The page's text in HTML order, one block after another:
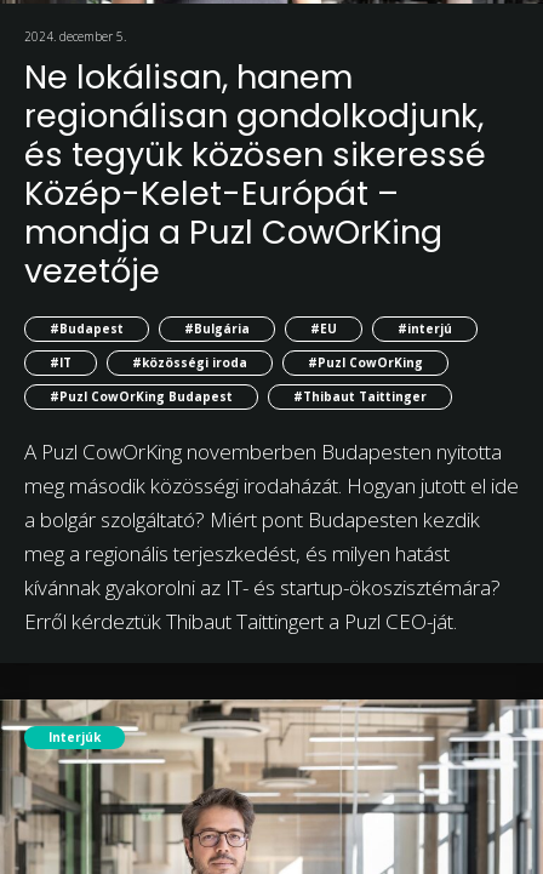
2024. december 5.
Ne lokálisan, hanem
regionálisan gondolkodjunk,
és tegyük közösen sikeressé
Közép-Kelet-Európát –
mondja a Puzl CowOrKing
vezetője
#Budapest #Bulgária #EU
#interjú
#IT
#közösségi iroda
#Puzl CowOrKing
#Puzl CowOrKing Budapest
#Thibaut Taittinger
A Puzl CowOrKing novemberben Budapesten nyitotta
meg második közösségi irodaházát. Hogyan jutott el ide
a bolgár szolgáltató? Miért pont Budapesten kezdik
meg a regionális terjeszkedést, és milyen hatást
kívánnak gyakorolni az IT- és startup-ökoszisztémára?
Erről kérdeztük Thibaut Taittingert a Puzl CEO-ját.
Interjúk